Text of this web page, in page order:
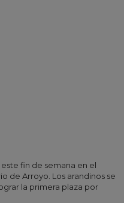
fin de semana en el
de Arroyo. Los arandinos se
la primera plaza por